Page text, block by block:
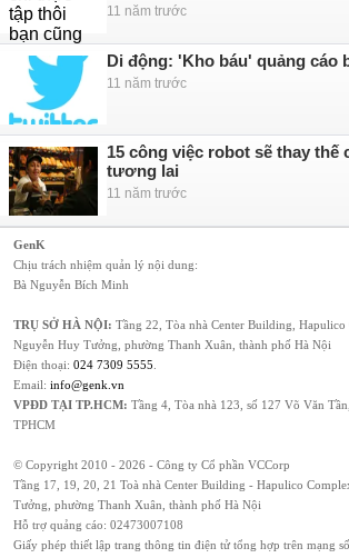
11 năm trước
Di động: 'Kho báu' quảng cáo
11 năm trước
15 công việc robot sẽ thay
tương lai
11 năm trước
GenK
Chịu trách nhiệm quản lý nội dung:
Bà Nguyễn Bích Minh
TRỤ SỞ HÀ NỘI: Tầng 22, Tòa nhà Center Building,
Nguyễn Huy Tưởng, phường Thanh Xuân, thành phố Hà Nội
Điện thoại: 024 7309 5555
Email: info@genk.vn
VPĐD TẠI TP.HCM: Tầng 4, Tòa nhà 123, số 127 Võ Văn
TPHCM
© Copyright 2010 - 2026 - Công ty Cổ phần VCCorp
Tầng 17, 19, 20, 21 Toà nhà Center Building - Hapulico
Tưởng, phường Thanh Xuân, thành phố Hà Nội
Hỗ trợ quảng cáo: 02473007108
Giấy phép thiết lập trang thông tin điện tử tổng hợp trên mạng